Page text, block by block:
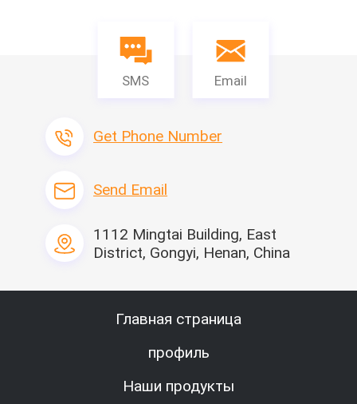
SMS Email
Get Phone Number
Send Email
1112 Mingtai Building, East
District, Gongyi, Henan, China
Главная страница
профиль
Наши продукты